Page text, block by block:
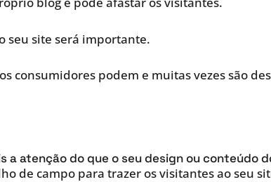
seu site será importante.
consumidores podem e muitas vezes são
a atenção do que o seu design ou conteúdo
de campo para trazer os visitantes ao seu